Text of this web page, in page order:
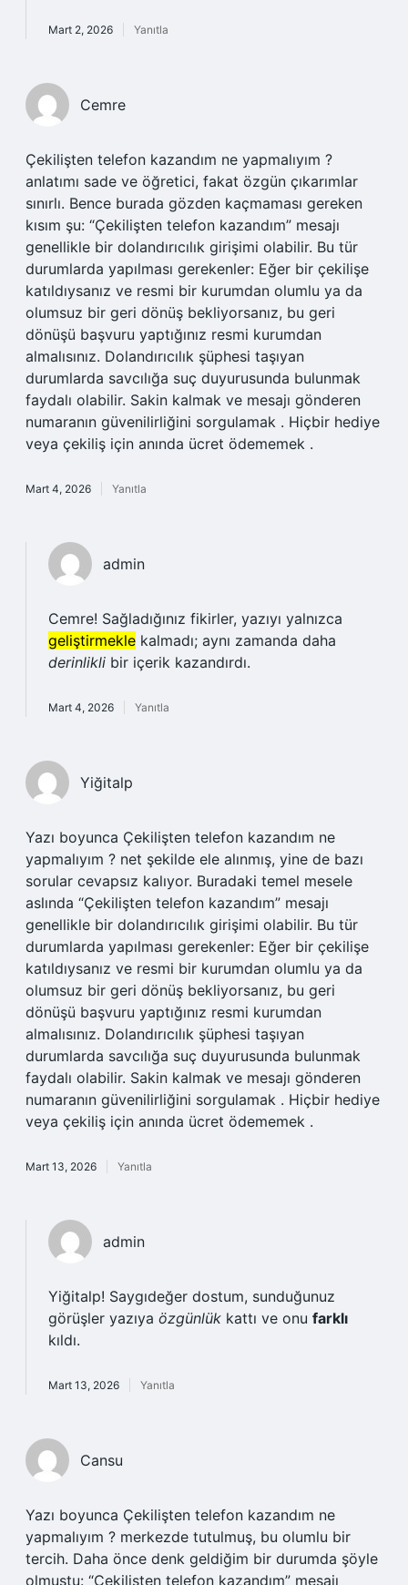
Mart 2, 2026 Yanıtla
Cemre
Çekilişten telefon kazandım ne yapmalıyım ?
anlatımı sade ve öğretici, fakat özgün çıkarımlar
sınırlı. Bence burada gözden kaçmaması gereken
kısım şu: “Çekilişten telefon kazandım” mesajı
genellikle bir dolandırıcılık girişimi olabilir. Bu tür
durumlarda yapılması gerekenler: Eğer bir çekilişe
katıldıysanız ve resmi bir kurumdan olumlu ya da
olumsuz bir geri dönüş bekliyorsanız, bu geri
dönüşü başvuru yaptığınız resmi kurumdan
almalısınız. Dolandırıcılık şüphesi taşıyan
durumlarda savcılığa suç duyurusunda bulunmak
faydalı olabilir. Sakin kalmak ve mesajı gönderen
numaranın güvenilirliğini sorgulamak . Hiçbir hediye
veya çekiliş için anında ücret ödememek .
Mart 4, 2026 Yanıtla
admin
Cemre! Sağladığınız fikirler, yazıyı yalnızca
geliştirmekle kalmadı; aynı zamanda daha
derinlikli bir içerik kazandırdı.
Mart 4, 2026 Yanıtla
Yiğitalp
Yazı boyunca Çekilişten telefon kazandım ne
yapmalıyım ? net şekilde ele alınmış, yine de bazı
sorular cevapsız kalıyor. Buradaki temel mesele
aslında “Çekilişten telefon kazandım” mesajı
genellikle bir dolandırıcılık girişimi olabilir. Bu tür
durumlarda yapılması gerekenler: Eğer bir çekilişe
katıldıysanız ve resmi bir kurumdan olumlu ya da
olumsuz bir geri dönüş bekliyorsanız, bu geri
dönüşü başvuru yaptığınız resmi kurumdan
almalısınız. Dolandırıcılık şüphesi taşıyan
durumlarda savcılığa suç duyurusunda bulunmak
faydalı olabilir. Sakin kalmak ve mesajı gönderen
numaranın güvenilirliğini sorgulamak . Hiçbir hediye
veya çekiliş için anında ücret ödememek .
Mart 13, 2026 Yanıtla
admin
Yiğitalp! Saygıdeğer dostum, sunduğunuz
görüşler yazıya özgünlük kattı ve onu farklı
kıldı.
Mart 13, 2026 Yanıtla
Cansu
Yazı boyunca Çekilişten telefon kazandım ne
yapmalıyım ? merkezde tutulmuş, bu olumlu bir
tercih. Daha önce denk geldiğim bir durumda şöyle
olmuştu: “Çekilişten telefon kazandım” mesajı